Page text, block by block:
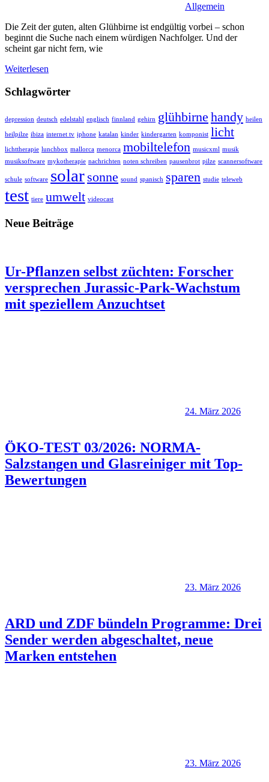
Allgemein
Die Zeit der guten, alten Glühbirne ist endgültig vorbei – schon
beginnt die Suche nach einem würdigen Nachfolger. Und der
scheint gar nicht fern, wie
Weiterlesen
Schlagwörter
depression deutsch edelstahl englisch finnland gehirn glühbirne handy heilen
heilpilze ibiza internet tv iphone katalan kinder kindergarten komponist licht
lichttherapie lunchbox mallorca menorca mobiltelefon musicxml musik
musiksoftware mykotherapie nachrichten noten schreiben pausenbrot pilze scannersoftware
schule software solar sonne sound spanisch sparen studie teleweb
test tiere umwelt videocast
Neue Beiträge
Ur-Pflanzen selbst züchten: Forscher
versprechen Jurassic-Park-Wachstum
mit speziellem Anzuchtset
24. März 2026
ÖKO-TEST 03/2026: NORMA-
Salzstangen und Glasreiniger mit Top-
Bewertungen
23. März 2026
ARD und ZDF bündeln Programme: Drei
Sender werden abgeschaltet, neue
Marken entstehen
23. März 2026